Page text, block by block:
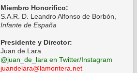
Miembro Honorífico:
S.A.R. D. Leandro Alfonso de Borbón,
Infante de España
Presidente y Director:
Juan de Lara
@juan_de_lara en Twitter/Instagram
juandelara@lamontera.net